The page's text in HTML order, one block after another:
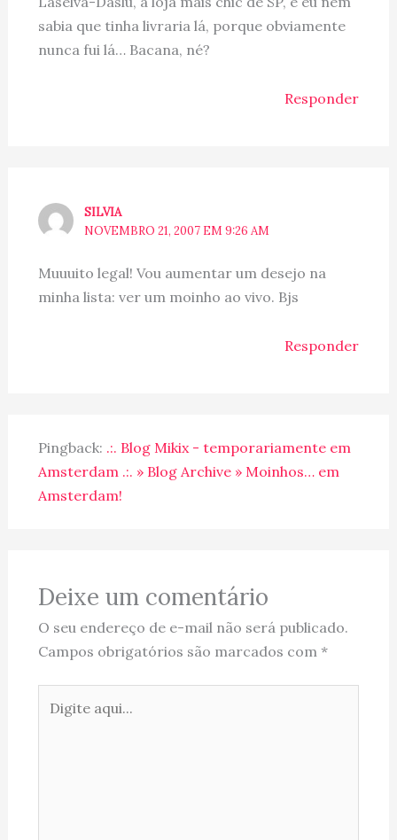
sabia que tinha livraria lá, porque obviamente
nunca fui lá… Bacana, né?
Responder
SILVIA
NOVEMBRO 21, 2007 EM 9:26 AM
Muuuito legal! Vou aumentar um desejo na
minha lista: ver um moinho ao vivo. Bjs
Responder
Pingback: .:. Blog Mikix - temporariamente em
Amsterdam .:. » Blog Archive » Moinhos… em
Amsterdam!
Deixe um comentário
O seu endereço de e-mail não será publicado.
Campos obrigatórios são marcados com *
aqui...